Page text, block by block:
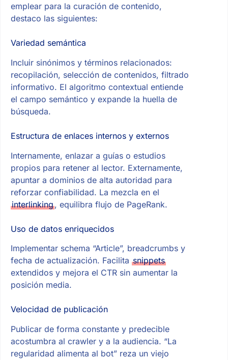
emplear para la curación de contenido,
destaco las siguientes:
Variedad semántica
Incluir sinónimos y términos relacionados:
recopilación, selección de contenidos, filtrado
informativo. El algoritmo contextual entiende
el campo semántico y expande la huella de
búsqueda.
Estructura de enlaces internos y externos
Internamente, enlazar a guías o estudios
propios para retener al lector. Externamente,
apuntar a dominios de alta autoridad para
reforzar confiabilidad. La mezcla en el
interlinking, equilibra flujo de PageRank.
Uso de datos enriquecidos
Implementar schema “Article”, breadcrumbs y
fecha de actualización. Facilita snippets
extendidos y mejora el CTR sin aumentar la
posición media.
Velocidad de publicación
Publicar de forma constante y predecible
acostumbra al crawler y a la audiencia. “La
regularidad alimenta al bot” reza un viejo